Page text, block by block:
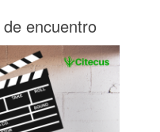
encuentro